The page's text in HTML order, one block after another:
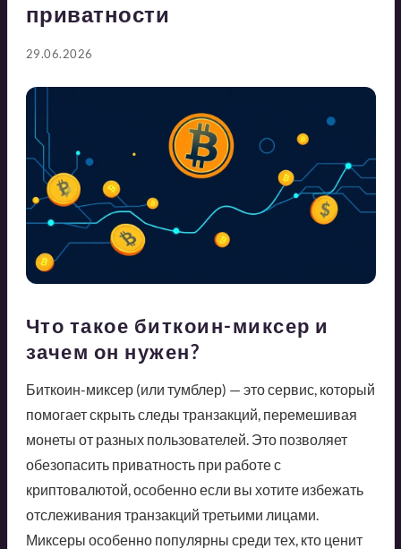
приватности
29.06.2026
Что такое биткоин-миксер и
зачем он нужен?
Биткоин-миксер (или тумблер) — это сервис, который
помогает скрыть следы транзакций, перемешивая
монеты от разных пользователей. Это позволяет
обезопасить приватность при работе с
криптовалютой, особенно если вы хотите избежать
отслеживания транзакций третьими лицами.
Миксеры особенно популярны среди тех, кто ценит